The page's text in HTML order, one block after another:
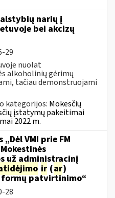
narių į
bei akcizų
29
nuolat
alkoholinių gėrimų
tačiau demonstruojami
kategorijos: Mokesčių
įstatymų pakeitimai
2022 m.
VMI prie FM
už administracinį
ir (ar)
patvirtinimo“
28